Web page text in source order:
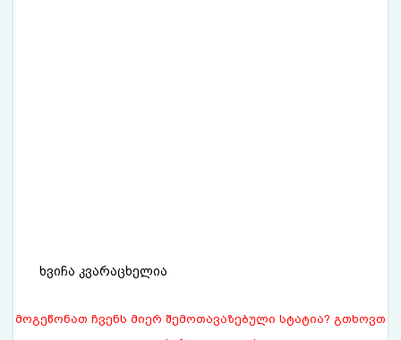
ხვიჩა კვარაცხელია
მოგეწონათ ჩვენს მიერ შემოთავაზებული სტატია? გთხოვთ